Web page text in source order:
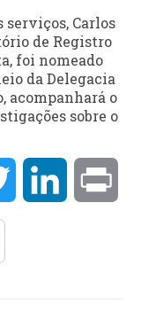
serviços, Carlos
de Registro
foi nomeado
da Delegacia
acompanhará o
sobre o
Twitter LinkedIn